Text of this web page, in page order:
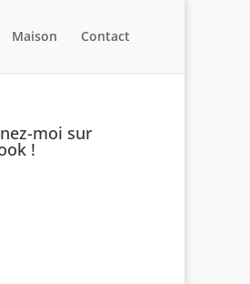
Maison Contact
moi sur
!